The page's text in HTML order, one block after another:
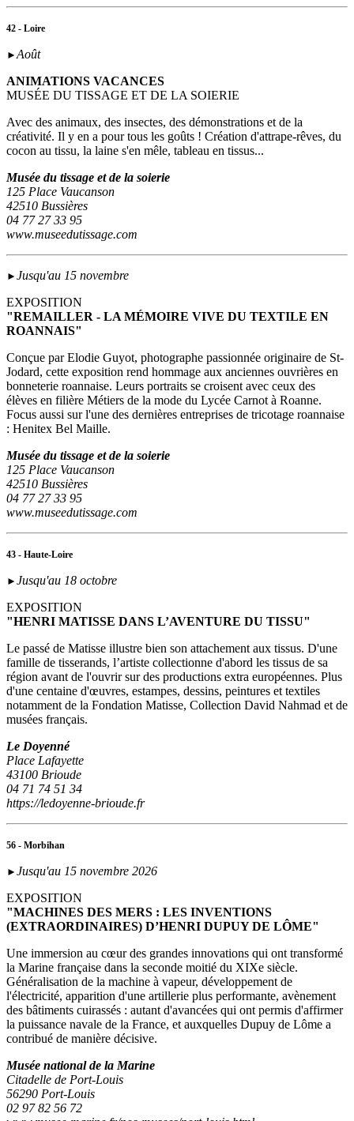
42 - Loire
►Août
ANIMATIONS VACANCES
MUSÉE DU TISSAGE ET DE LA SOIERIE
Avec des animaux, des insectes, des démonstrations et de la
créativité. Il y en a pour tous les goûts ! Création d'attrape-rêves, du
cocon au tissu, la laine s'en mêle, tableau en tissus...
Musée du tissage et de la soierie
125 Place Vaucanson
42510 Bussières
04 77 27 33 95
www.museedutissage.com
► Jusqu'au 15 novembre
EXPOSITION
"REMAILLER - LA MÉMOIRE VIVE DU TEXTILE EN
ROANNAIS"
Conçue par Elodie Guyot, photographe passionnée originaire de St-
Jodard, cette exposition rend hommage aux anciennes ouvrières en
bonneterie roannaise. Leurs portraits se croisent avec ceux des
élèves en filière Métiers de la mode du Lycée Carnot à Roanne.
Focus aussi sur l'une des dernières entreprises de tricotage roannaise
: Henitex Bel Maille.
Musée du tissage et de la soierie
125 Place Vaucanson
42510 Bussières
04 77 27 33 95
www.museedutissage.com
43 - Haute-Loire
► Jusqu'au 18 octobre
EXPOSITION
"HENRI MATISSE DANS L’AVENTURE DU TISSU"
Le passé de Matisse illustre bien son attachement aux tissus. D'une
famille de tisserands, l’artiste collectionne d'abord les tissus de sa
région avant de l'ouvrir sur des productions extra européennes. Plus
d'une centaine d'œuvres, estampes, dessins, peintures et textiles
notamment de la Fondation Matisse, Collection David Nahmad et de
musées français.
Le Doyenné
Place Lafayette
43100 Brioude
04 71 74 51 34
https://ledoyenne-brioude.fr
56 - Morbihan
► Jusqu'au 15 novembre 2026
EXPOSITION
"MACHINES DES MERS : LES INVENTIONS
(EXTRAORDINAIRES) D’HENRI DUPUY DE LÔME"
Une immersion au cœur des grandes innovations qui ont transformé
la Marine française dans la seconde moitié du XIXe siècle.
Généralisation de la machine à vapeur, développement de
l'électricité, apparition d'une artillerie plus performante, avènement
des bâtiments cuirassés : autant d'avancées qui ont permis d'affirmer
la puissance navale de la France, et auxquelles Dupuy de Lôme a
contribué de manière décisive.
Musée national de la Marine
Citadelle de Port-Louis
56290 Port-Louis
02 97 82 56 72